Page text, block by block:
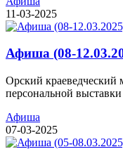
11-03-2025
Афиша (08-
Орский краеведческий
персональной
Афиша
07-03-2025